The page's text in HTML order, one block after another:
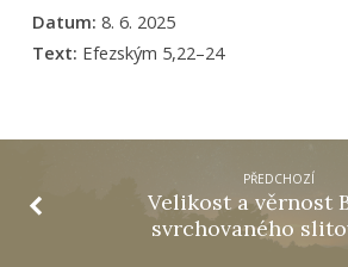
Datum: 8. 6. 2025
Text: Efezským 5,22–24
PŘEDCHOZÍ
Velikost a věrnost
svrchovaného